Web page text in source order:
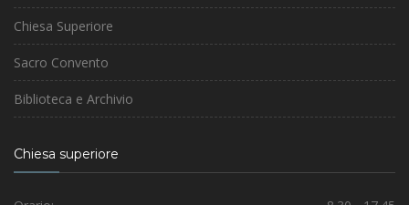
Chiesa Superiore
Sacro Convento
Biblioteca e Archivio
Chiesa superiore